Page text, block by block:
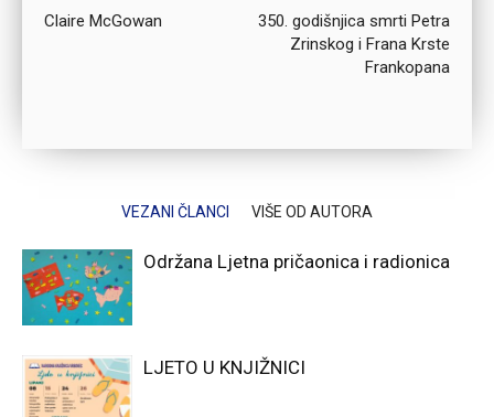
Claire McGowan
350. godišnjica smrti Petra
Zrinskog i Frana Krste
Frankopana
VEZANI ČLANCI VIŠE OD AUTORA
Održana Ljetna pričaonica i radionica
LJETO U KNJIŽNICI